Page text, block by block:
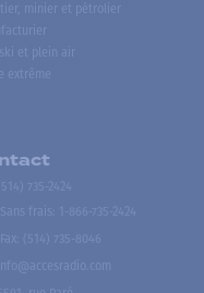
minier et pétrolier
et plein air
extrême
(514) 735-2424
Sans frais
1-866-735-2424
Fax:
(514) 735-8046